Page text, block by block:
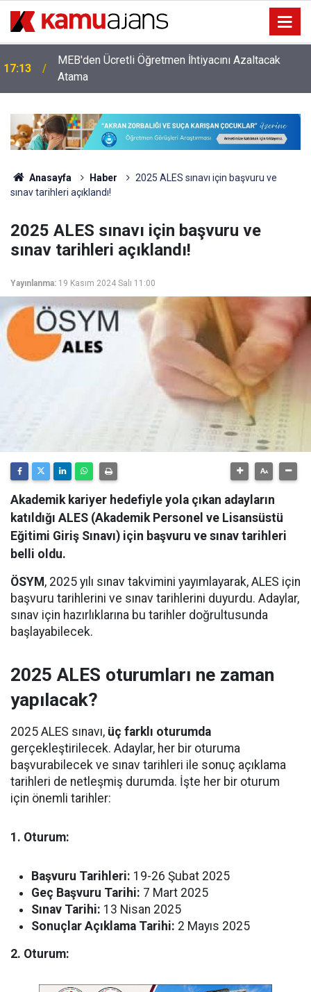
17:13
MEB'den Ücretli Öğretmen İhtiyacını Azaltacak
Atama
Anasayfa Haber
2025 ALES sınavı için başvuru ve
sınav tarihleri açıklandı!
2025 ALES sınavı için başvuru ve
sınav tarihleri açıklandı!
Yayınlanma: 19 Kasım 2024 Salı 11:00
Akademik kariyer hedefiyle yola çıkan adayların
katıldığı ALES (Akademik Personel ve Lisansüstü
Eğitimi Giriş Sınavı) için başvuru ve sınav tarihleri
belli oldu.
ÖSYM, 2025 yılı sınav takvimini yayımlayarak, ALES için
başvuru tarihlerini ve sınav tarihlerini duyurdu. Adaylar,
sınav için hazırlıklarına bu tarihler doğrultusunda
başlayabilecek.
2025 ALES oturumları ne zaman
yapılacak?
2025 ALES sınavı, üç farklı oturumda
gerçekleştirilecek. Adaylar, her bir oturuma
başvurabilecek ve sınav tarihleri ile sonuç açıklama
tarihleri de netleşmiş durumda. İşte her bir oturum
için önemli tarihler:
1. Oturum:
Başvuru Tarihleri: 19-26 Şubat 2025
Geç Başvuru Tarihi: 7 Mart 2025
Sınav Tarihi: 13 Nisan 2025
Sonuçlar Açıklama Tarihi: 2 Mayıs 2025
2. Oturum: